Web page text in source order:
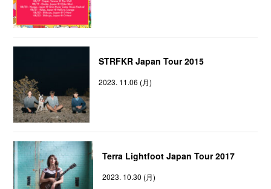
STRFKR Japan Tour 2015
2023. 11.06 (月)
Terra Lightfoot Japan Tour 2017
2023. 10.30 (月)